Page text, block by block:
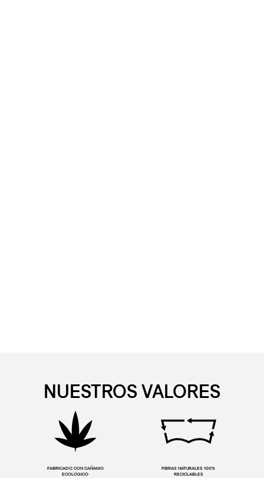
NUESTROS VALORES
FABRICADO CON CAÑAMO
ECOLÓGICO
FIBRAS NATURALES 100%
RECICLABLES